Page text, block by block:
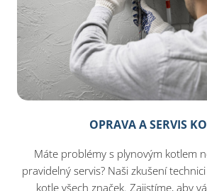
OPRAVA A SERVIS
Máte problémy s plynovým kotlem
pravidelný servis? Naši zkušení
kotle všech značek. Zajistíme, aby